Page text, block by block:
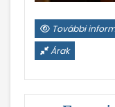
További
Árak